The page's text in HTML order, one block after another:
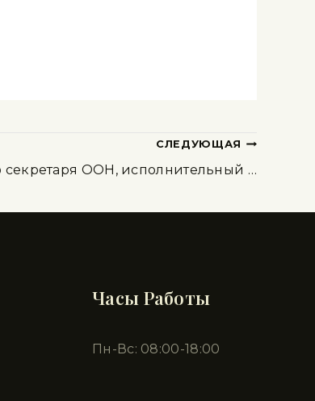
СЛЕДУЮЩАЯ
секретаря ООН, исполнительный …
Часы Работы
Пн-Вс: 08:00-18:00